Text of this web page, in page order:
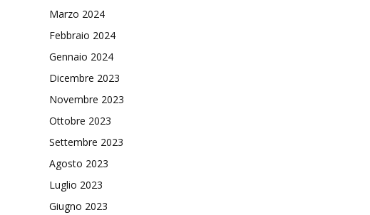
Marzo 2024
Febbraio 2024
Gennaio 2024
Dicembre 2023
Novembre 2023
Ottobre 2023
Settembre 2023
Agosto 2023
Luglio 2023
Giugno 2023